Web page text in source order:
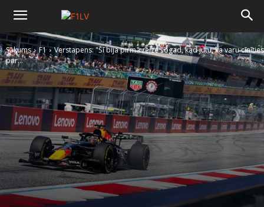
Sākums F1
Verstapens: "Šī bija pirmā reize šogad, kad jutu, ka varu cīnīties
par...